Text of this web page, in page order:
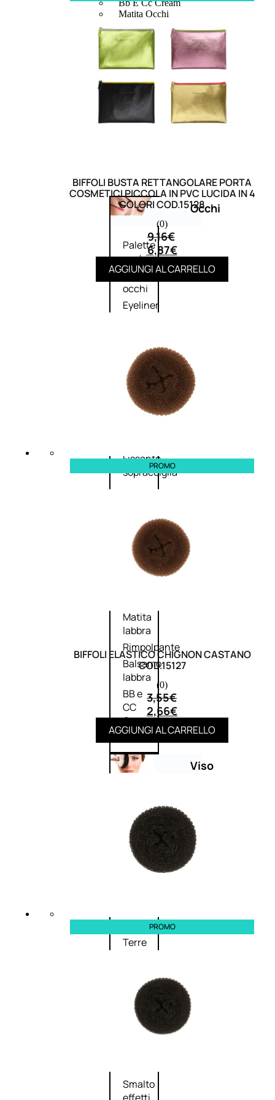
Bb E Cc Cream
Matita Occhi
Mascara
Eyeliner
Rossetto
Matita Labbra
Gloss
Smalto Effetti Speciali
Solventi Unghie
Occhi
Palette
occhi
Primer
occhi
Eyeliner
occhi
Antiocchiaie
e correttori
Matita
sopracciglia
Fissante
sopracciglia
Palette
labbra
Matita
labbra
Rimpolpante
Balsamo
labbra
BB e
CC
Cream
Viso
viso
Primer
viso
Fondotinta
Terre
trucco
Smalto
BIFFOLI BUSTA RETTANGOLARE PORTA
COSMETICI PICCOLA IN PVC LUCIDA IN 4
COLORI COD.15128
(0)
9,16€
6,87€
AGGIUNGI AL CARRELLO
PROMO
BIFFOLI ELASTICO CHIGNON CASTANO
COD.15127
(0)
3,55€
2,66€
AGGIUNGI AL CARRELLO
PROMO